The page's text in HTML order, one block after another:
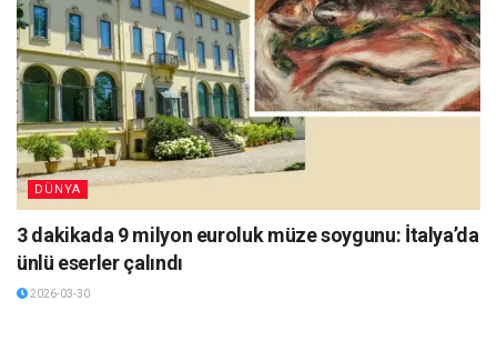
DÜNYA
3 dakikada 9 milyon euroluk müze soygunu: İtalya’da
ünlü eserler çalındı
2026-03-30